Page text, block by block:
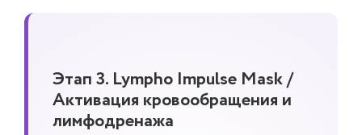
Этап 3. Lympho Impulse Mask /
Активация кровообращения и
лимфодренажа